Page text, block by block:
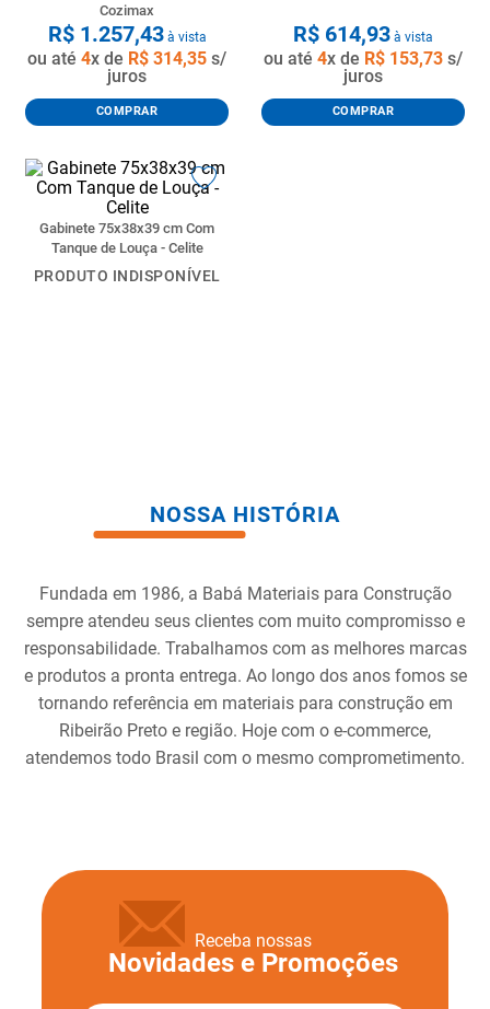
Cozimax
R$ 1.257,43à vista
ou até 4x de R$ 314,35 s/
juros
COMPRAR
R$ 614,93 à vista
ou até 4x de R$ 153,73 s/
juros
COMPRAR
Gabinete 75x38x39 cm Com
Tanque de Louça - Celite
PRODUTO INDISPONÍVEL
NOSSA HISTÓRIA
Fundada em 1986, a Babá Materiais para Construção
sempre atendeu seus clientes com muito compromisso e
responsabilidade. Trabalhamos com as melhores marcas
e produtos a pronta entrega. Ao longo dos anos fomos se
tornando referência em materiais para construção em
Ribeirão Preto e região. Hoje com o e-commerce,
atendemos todo Brasil com o mesmo comprometimento.
Receba nossas
Novidades e Promoções